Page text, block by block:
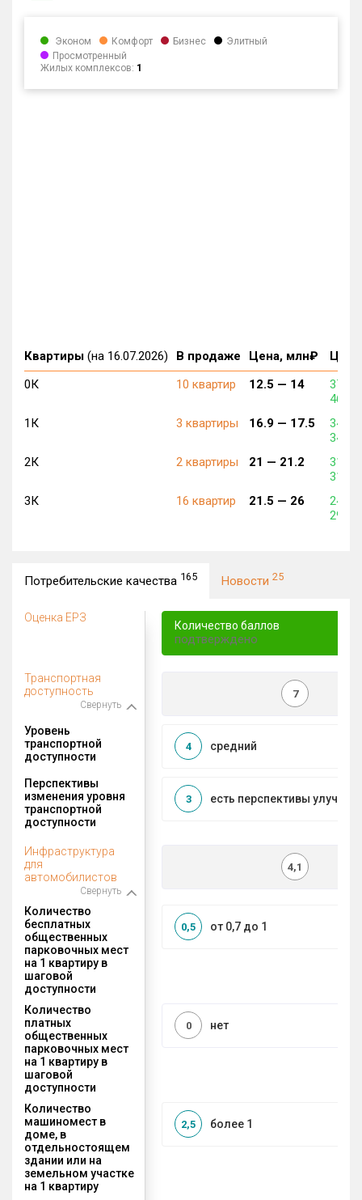
Эконом Комфорт Бизнес
Элитный
Просмотренный
Жилых комплексов: 1
Квартиры (на 16.07.2026) В продаже Цена, млн₽
0К
10 квартир 12.5 — 14
378
461
1К
3 квартиры 16.9 — 17.5
345
348
2К
2 квартиры 21 — 21.2
315
317
3К
16 квартир 21.5 — 26
246
297
Потребительские качества 165 Новости 25
Оценка ЕРЗ
Количество баллов
подтверждено
Транспортная
доступность
Свернуть
7
Уровень
транспортной
доступности
средний
4
Перспективы
изменения уровня
транспортной
доступности
есть перспективы
3
Инфраструктура
для
автомобилистов
Свернуть
4,1
Количество
бесплатных
общественных
парковочных мест
на 1 квартиру в
шаговой
доступности
от 0,7 до 1
0,5
Количество
платных
общественных
парковочных мест
на 1 квартиру в
шаговой
доступности
нет
0
Количество
машиномест в
доме, в
отдельностоящем
здании или на
земельном участке
на 1 квартиру
более 1
2,5